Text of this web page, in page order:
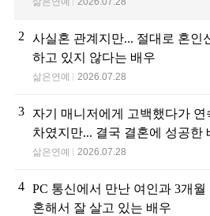
2
사실혼 관계지만... 절대로 혼인
하고 있지 않다는 배우
삶은연예 2026.07.28
3
자기 매니저에게 고백했다가 연
차였지만... 결국 결혼에 성공한
삶은연예 2026.07.28
4 PC 통신에서 만난 여인과 3개월
혼해서 잘 살고 있는 배우